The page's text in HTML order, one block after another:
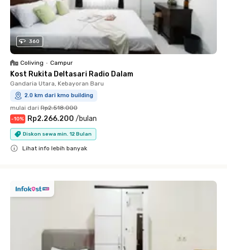
360
Coliving • Campur
Kost Rukita Deltasari Radio Dalam
Gandaria Utara, Kebayoran Baru
2.0 km dari kmo building
mulai dari Rp2.518.000
-10% Rp2.266.200 /bulan
Diskon sewa min. 12 Bulan
Lihat info lebih banyak